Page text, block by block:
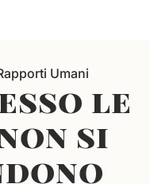
Umani
le
si